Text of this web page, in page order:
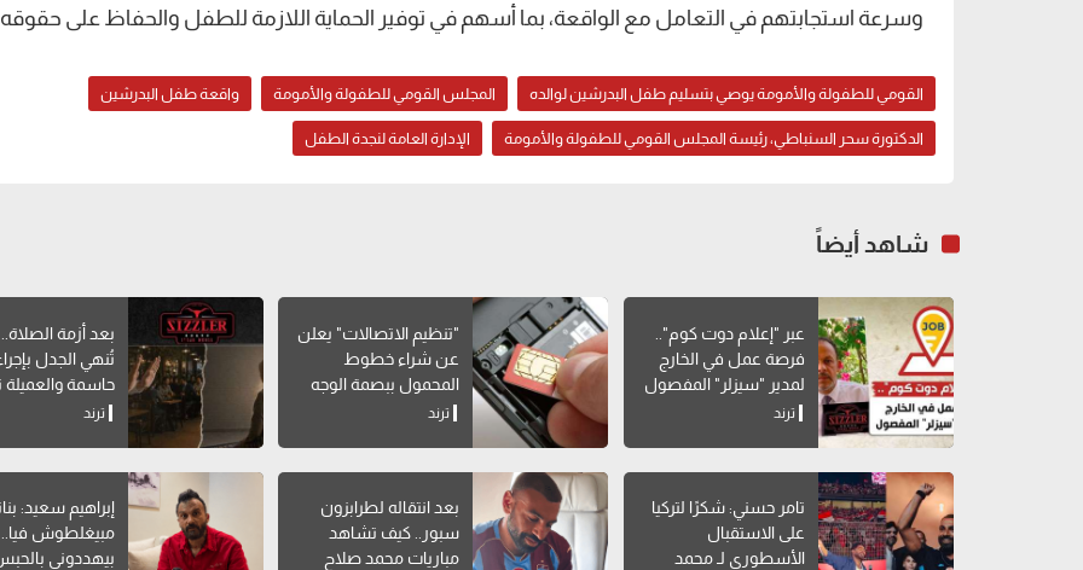
وسرعة استجابتهم في التعامل مع الواقعة، بما أسهم في توفير الحماية اللازمة للطفل والحفاظ على
القومي للطفولة والأمومة يوصي بتسليم طفل البدرشين لوالده المجلس القومي للطفولة والأمومة واقعة طفل البدرشين
الدكتورة سحر السنباطي، رئيسة المجلس القومي للطفولة والأمومة الإدارة العامة لنجدة الطفل
شاهد أيضاً
عبر "إعلام دوت كوم"..
فرصة عمل في الخارج
لمدير "سيزلر" المفصول
ترند
"تنظيم الاتصالات" يعلن
عن شراء خطوط
المحمول ببصمة الوجه
ترند
بعد أزمة
تُنهي الجدل
حاسمة
المنشور
ترند
تامر حسني: شكرًا لتركيا
على الاستقبال
الأسطوري لـ محمد
بعد انتقاله لطرابزون
سبور.. كيف تشاهد
مباريات محمد صلاح
إبراهيم سعيد:
مبيغلطوش
بيهددوني